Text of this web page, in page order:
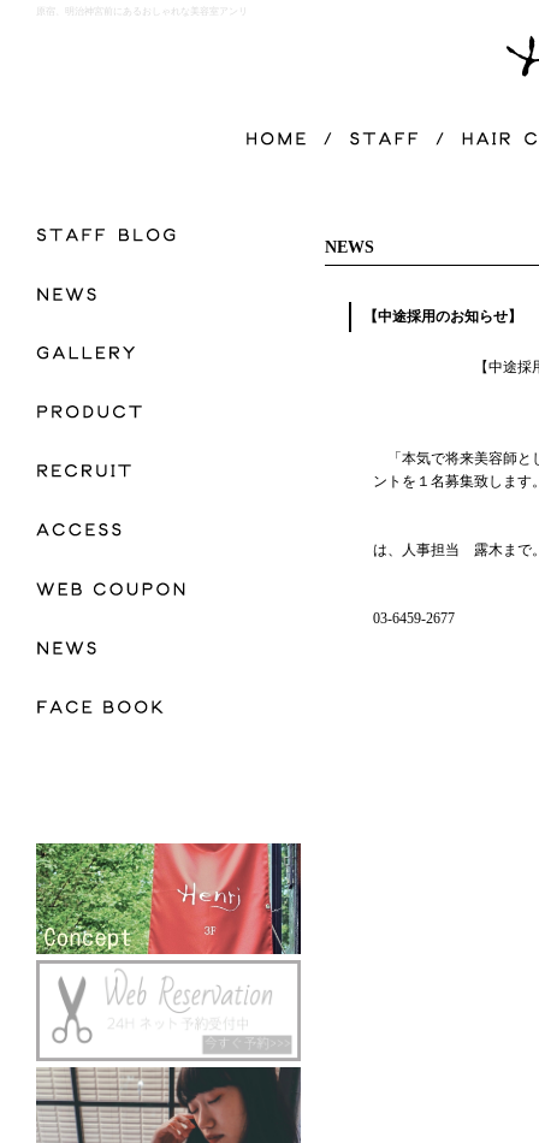
原宿、明治神宮前にあるおしゃれな美容室アンリ
NEWS
【中途採用のお知らせ】
【中途採用の
「本気で将来美容師と
ントを１名募集致します
は、人事担当 露木まで
03-6459-2677